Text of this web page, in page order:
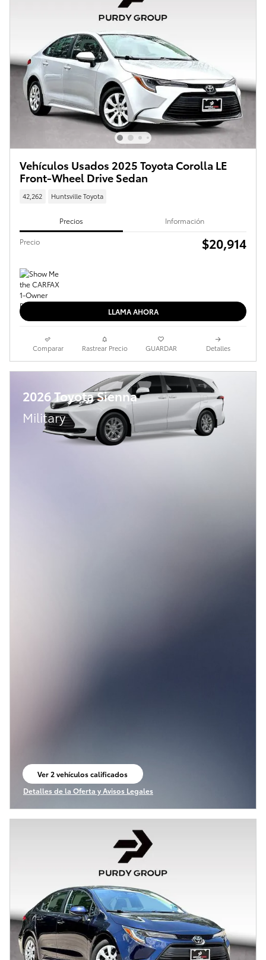
Vehículos Usados 2025 Toyota Corolla LE
Front-Wheel Drive Sedan
42,262 Huntsville Toyota
Precios Información
Precio $20,914
LLAMA AHORA
Comparar Rastrear Precio GUARDAR Detalles
2026 Toyota Sienna
Military
Ver 2 vehículos calificados
Detalles de la Oferta y Avisos Legales
Open Incentive Modal